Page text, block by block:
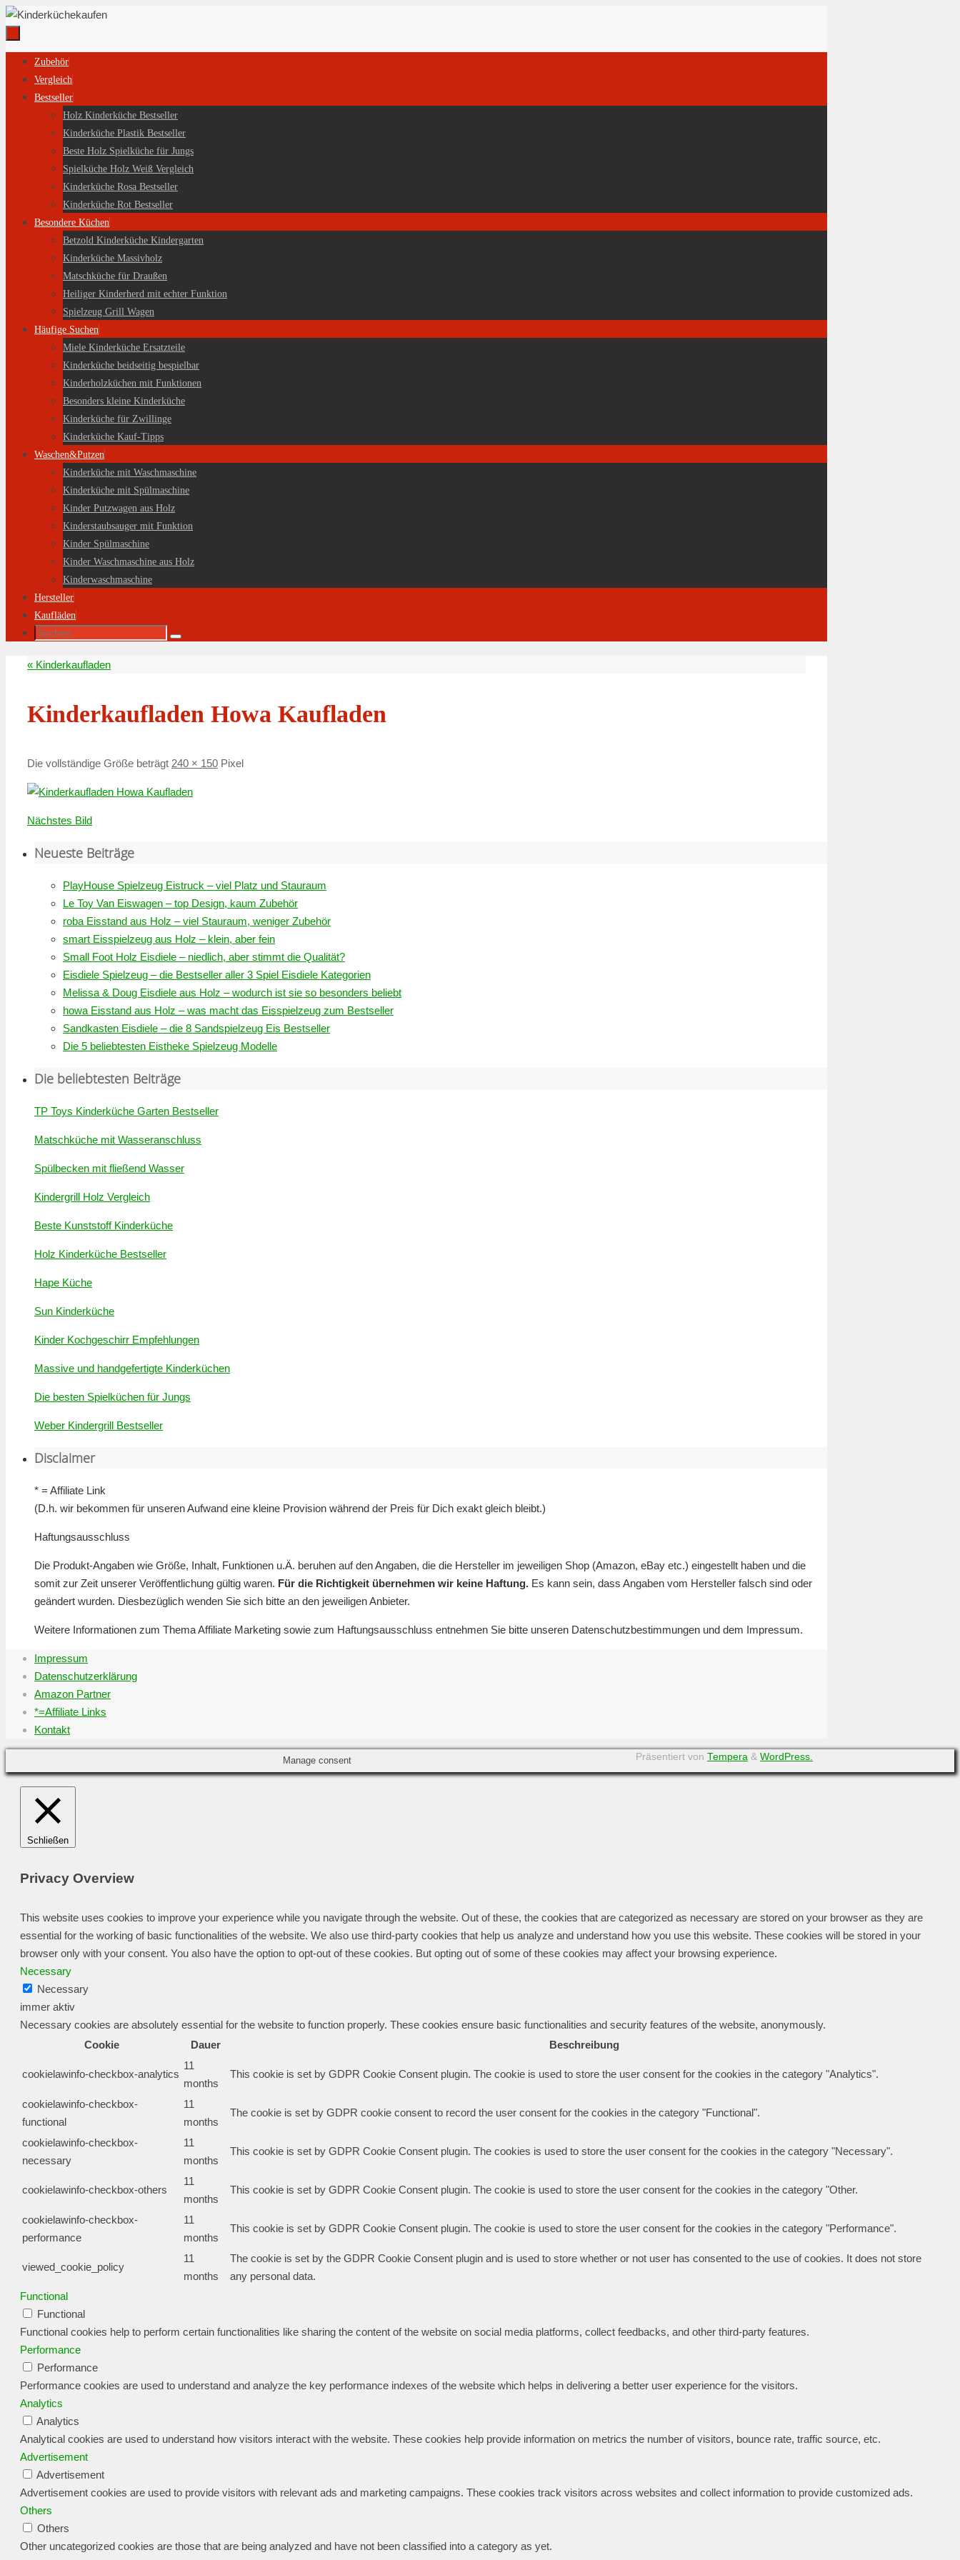
Zum
springen
Zum
Inhalt
springen
Zubehör
Vergleich
Bestseller
Holz Kinderküche Bestseller
Kinderküche Plastik Bestseller
Beste Holz Spielküche für Jungs
Spielküche Holz Weiß Vergleich
Kinderküche Rosa Bestseller
Kinderküche Rot Bestseller
Besondere Küchen
Betzold Kinderküche Kindergarten
Kinderküche Massivholz
Matschküche für Draußen
Heiliger Kinderherd mit echter Funktion
Spielzeug Grill Wagen
Häufige Suchen
Miele Kinderküche Ersatzteile
Kinderküche beidseitig bespielbar
Kinderholzküchen mit Funktionen
Besonders kleine Kinderküche
Kinderküche für Zwillinge
Kinderküche Kauf-Tipps
Waschen&Putzen
Kinderküche mit Waschmaschine
Kinderküche mit Spülmaschine
Kinder Putzwagen aus Holz
Kinderstaubsauger mit Funktion
Kinder Spülmaschine
Kinder Waschmaschine aus Holz
Kinderwaschmaschine
Hersteller
Kaufläden
Suche
Suchen
« Kinderkaufladen
Kinderkaufladen Howa Kaufladen
Die vollständige Größe beträgt 240 × 150 Pixel
Nächstes Bild
Neueste Beiträge
PlayHouse Spielzeug Eistruck – viel Platz und Stauraum
Le Toy Van Eiswagen – top Design, kaum Zubehör
roba Eisstand aus Holz – viel Stauraum, weniger Zubehör
smart Eisspielzeug aus Holz – klein, aber fein
Small Foot Holz Eisdiele – niedlich, aber stimmt die Qualität?
Eisdiele Spielzeug – die Bestseller aller 3 Spiel Eisdiele Kategorien
Melissa & Doug Eisdiele aus Holz – wodurch ist sie so besonders beliebt
howa Eisstand aus Holz – was macht das Eisspielzeug zum Bestseller
Sandkasten Eisdiele – die 8 Sandspielzeug Eis Bestseller
Die 5 beliebtesten Eistheke Spielzeug Modelle
Die beliebtesten Beiträge
TP Toys Kinderküche Garten Bestseller
Matschküche mit Wasseranschluss
Spülbecken mit fließend Wasser
Kindergrill Holz Vergleich
Beste Kunststoff Kinderküche
Holz Kinderküche Bestseller
Hape Küche
Sun Kinderküche
Kinder Kochgeschirr Empfehlungen
Massive und handgefertigte Kinderküchen
Die besten Spielküchen für Jungs
Weber Kindergrill Bestseller
Disclaimer
* = Affiliate Link
(D.h. wir bekommen für unseren Aufwand eine kleine Provision während der Preis für Dich exakt gleich bleibt.)
Haftungsausschluss
Die Produkt-Angaben wie Größe, Inhalt, Funktionen u.Ä. beruhen auf den Angaben, die die Hersteller im jeweiligen Shop (Amazon, eBay etc.) eingestellt haben und die
somit zur Zeit unserer Veröffentlichung gültig waren. Für die Richtigkeit übernehmen wir keine Haftung. Es kann sein, dass Angaben vom Hersteller falsch sind oder
geändert wurden. Diesbezüglich wenden Sie sich bitte an den jeweiligen Anbieter.
Weitere Informationen zum Thema Affiliate Marketing sowie zum Haftungsausschluss entnehmen Sie bitte unseren Datenschutzbestimmungen und dem Impressum.
Impressum
Datenschutzerklärung
Amazon Partner
*=Affiliate Links
Kontakt
Präsentiert von Tempera & WordPress.
Manage consent
Schließen
Privacy Overview
This website uses cookies to improve your experience while you navigate through the website. Out of these, the cookies that are categorized as necessary are stored on your browser as they are
essential for the working of basic functionalities of the website. We also use third-party cookies that help us analyze and understand how you use this website. These cookies will be stored in your
browser only with your consent. You also have the option to opt-out of these cookies. But opting out of some of these cookies may affect your browsing experience.
Necessary
Necessary
immer aktiv
Necessary cookies are absolutely essential for the website to function properly. These cookies ensure basic functionalities and security features of the website, anonymously.
Cookie
Dauer Beschreibung
cookielawinfo-checkbox-analytics
11
months
This cookie is set by GDPR Cookie Consent plugin. The cookie is used to store the user consent for the cookies in the category "Analytics".
cookielawinfo-checkbox-
functional
11
months
The cookie is set by GDPR cookie consent to record the user consent for the cookies in the category "Functional".
cookielawinfo-checkbox-
necessary
11
months
This cookie is set by GDPR Cookie Consent plugin. The cookies is used to store the user consent for the cookies in the category "Necessary".
cookielawinfo-checkbox-others
11
months
This cookie is set by GDPR Cookie Consent plugin. The cookie is used to store the user consent for the cookies in the category "Other.
cookielawinfo-checkbox-
performance
11
months
This cookie is set by GDPR Cookie Consent plugin. The cookie is used to store the user consent for the cookies in the category "Performance".
viewed_cookie_policy
11
months
The cookie is set by the GDPR Cookie Consent plugin and is used to store whether or not user has consented to the use of cookies. It does not store
any personal data.
Functional
Functional
Functional cookies help to perform certain functionalities like sharing the content of the website on social media platforms, collect feedbacks, and other third-party features.
Performance
Performance
Performance cookies are used to understand and analyze the key performance indexes of the website which helps in delivering a better user experience for the visitors.
Analytics
Analytics
Analytical cookies are used to understand how visitors interact with the website. These cookies help provide information on metrics the number of visitors, bounce rate, traffic source, etc.
Advertisement
Advertisement
Advertisement cookies are used to provide visitors with relevant ads and marketing campaigns. These cookies track visitors across websites and collect information to provide customized ads.
Others
Others
Other uncategorized cookies are those that are being analyzed and have not been classified into a category as yet.